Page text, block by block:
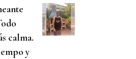
calma.
y